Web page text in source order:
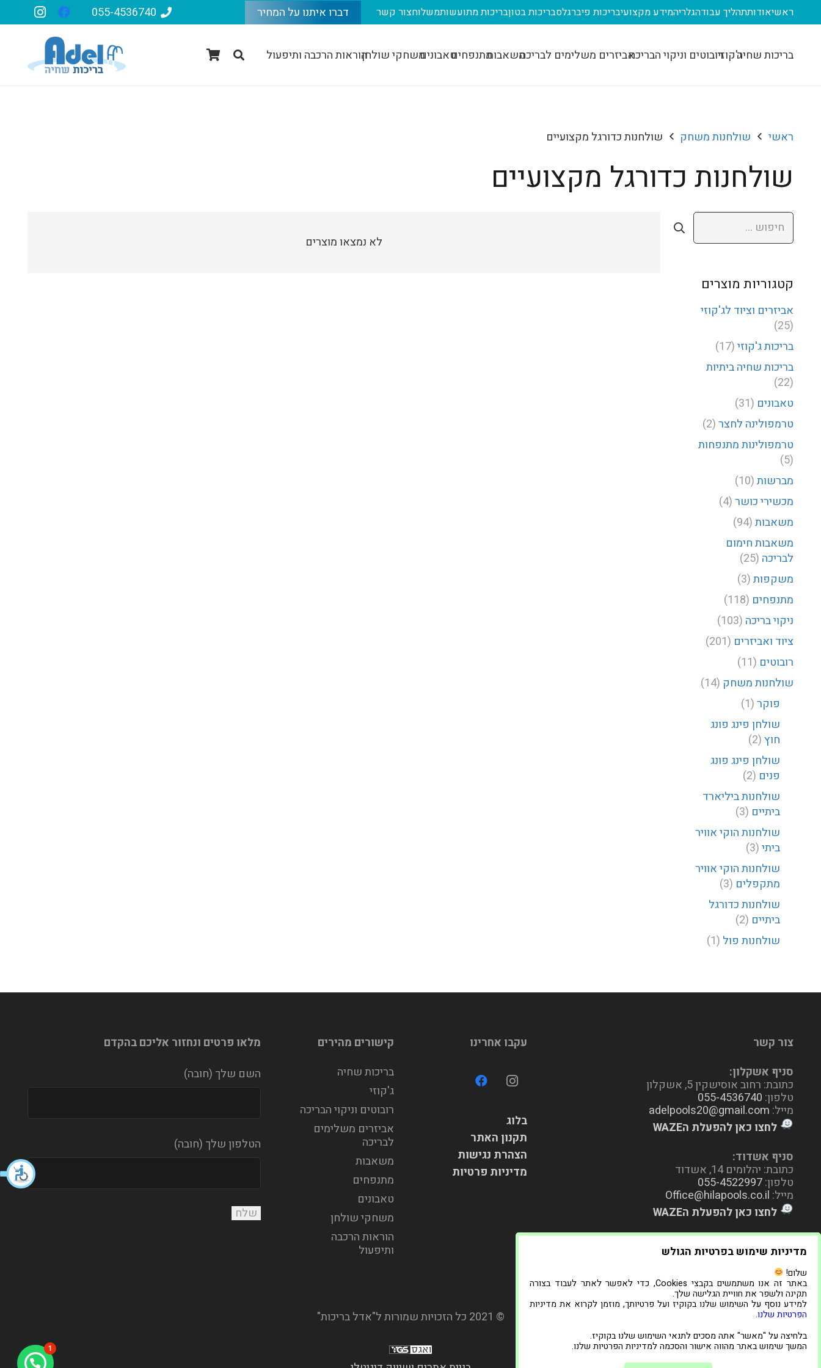
מדיניות שימוש בפרטיות הגולש
שלום!
באתר זה אנו משתמשים בקבצי Cookies, כדי לאפשר לאתר לעבוד בצורה
תקינה ולשפר את חוויית הגלישה שלך.
למידע נוסף על השימוש שלנו בקוקיז ועל פרטיותך, מוזמן לקרוא את מדיניות
הפרטיות שלנו.
בלחיצה על "מאשר" אתה מסכים לתנאי השימוש שלנו בקוקיז.
המשך שימוש באתר מהווה אישור והסכמה למדיניות הפרטיות שלנו.
ראשיאודותתהליך עבודהגלריהמידע מקצועיבריכות פיברגלסבריכות בטוןבריכות מתועשותמשלוחצור קשר דברו איתנו על המחיר 055-4536740
בריכות שחיהג'קוזירובוטים וניקוי הבריכהאביזרים משלימים לבריכהמשאבותמתנפחיםטאבוניםמשחקי שולחןהוראות הרכבה ותיפעול
ראשי שולחנות משחק שולחנות כדורגל מקצועיים
שולחנות כדורגל מקצועיים
חיפוש:
קטגוריות מוצרים
אביזרים וציוד לג'קוזי
(25)
בריכות ג'קוזי(17)
בריכות שחיה ביתיות
(22)
טאבונים (31)
טרמפולינה לחצר(2)
טרמפולינות מתנפחות
(5)
מברשות(10)
מכשירי כושר(4)
משאבות(94)
משאבות חימום
לבריכה (25)
משקפות(3)
מתנפחים (118)
ניקוי בריכה (103)
ציוד ואביזרים (201)
רובוטים (11)
שולחנות משחק (14)
פוקר (1)
שולחן פינג פונג
חוץ (2)
שולחן פינג פונג
פנים (2)
שולחנות ביליארד
ביתיים (3)
שולחנות הוקי אוויר
ביתי (3)
שולחנות הוקי אוויר
מתקפלים (3)
שולחנות כדורגל
ביתיים (2)
שולחנות פול (1)
לא נמצאו מוצרים
צור קשר
סניף אשקלון:
כתובת: רחוב אוסישקין 5, אשקלון
טלפון: 055-4536740
מייל: adelpools20@gmail.com
לחצו כאן להפעלת הWAZE
סניף אשדוד:
כתובת: יהלומים 14, אשדוד
טלפון:055-4522997
מייל: Office@hilapools.co.il
לחצו כאן להפעלת הWAZE
עקבו אחרינו
בלוג
תקנון האתר
הצהרת נגישות
מדיניות פרטיות
קישורים מהירים
בריכות שחיה
ג'קוזי
רובוטים וניקוי הבריכה
אביזרים משלימים
לבריכה
משאבות
מתנפחים
טאבונים
משחקי שולחן
הוראות הרכבה
ותיפעול
מלאו פרטים ונחזור אליכם בהקדם
השם שלך (חובה)
הטלפון שלך (חובה)
© 2021 כל הזכויות שמורות ל"אדל בריכות"
1